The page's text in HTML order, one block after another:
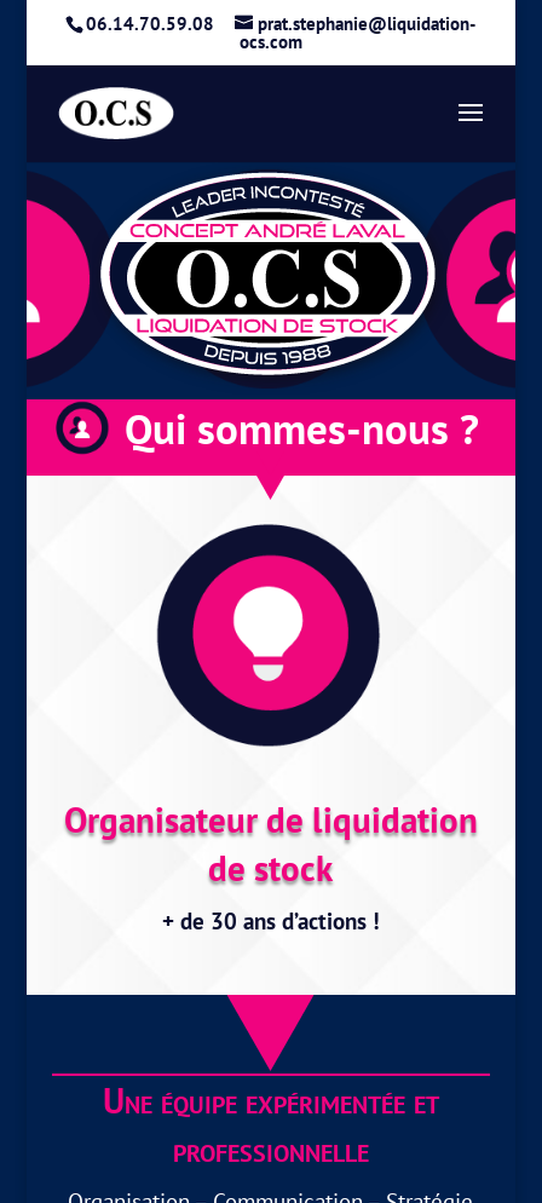
06.14.70.59.08 prat.stephanie@liquidation-
ocs.com
Qui sommes-nous ?
Organisateur de liquidation
de stock
+ de 30 ans d’actions !
Une équipe expérimentée et
professionnelle